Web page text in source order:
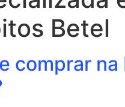
Betel
comprar